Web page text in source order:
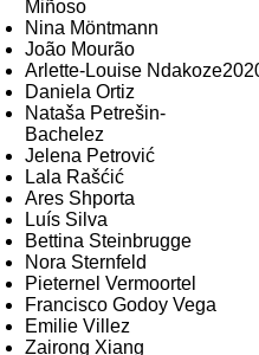
Miñoso
Nina Möntmann
João Mourão
Arlette-Louise Ndakoze
Daniela Ortiz
Nataša Petrešin-
Bachelez
Jelena Petrović
Lala Rašćić
Ares Shporta
Luís Silva
Bettina Steinbrugge
Nora Sternfeld
Pieternel Vermoortel
Francisco Godoy Vega
Emilie Villez
Zairong Xiang